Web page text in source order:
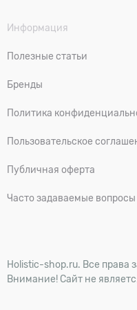
Информация
Полезные статьи
Бренды
Политика
Пользовательское
Публичная оферта
Часто задаваемые вопросы
Holistic-shop.ru. Все
Внимание! Сайт не